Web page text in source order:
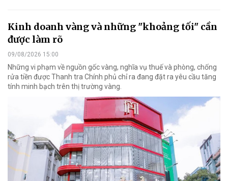
Kinh doanh vàng và những "khoảng tối" cần
được làm rõ
09/08/2026 15:00
Những vi phạm về nguồn gốc vàng, nghĩa vụ thuế và phòng, chống
rửa tiền được Thanh tra Chính phủ chỉ ra đang đặt ra yêu cầu tăng
tính minh bạch trên thị trường vàng.